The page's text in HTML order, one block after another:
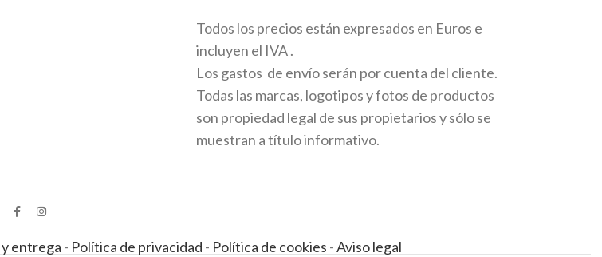
Todos los precios están expresados en Euros e
incluyen el IVA .
Los gastos de envío serán por cuenta del cliente.
Todas las marcas, logotipos y fotos de productos
son propiedad legal de sus propietarios y sólo se
muestran a título informativo.
entrega - Política de privacidad - Política de cookies -Aviso legal